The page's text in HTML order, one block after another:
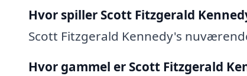
Hvor spiller Scott Fitzgerald
Scott Fitzgerald Kennedy's
Hvor gammel er Scott Fitzgerald